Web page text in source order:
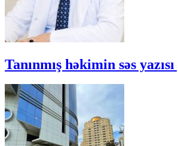
Tanınmış həkimin səs yazısı